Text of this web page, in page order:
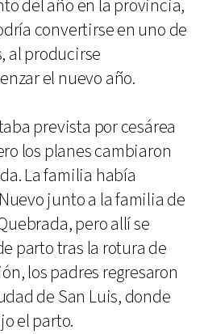
del año en la provincia,
convertirse en uno de
al producirse
el nuevo año.
prevista por cesárea
los planes cambiaron
La familia había
junto a la familia de
pero allí se
parto tras la rotura de
los padres regresaron
de San Luis, donde
el parto.